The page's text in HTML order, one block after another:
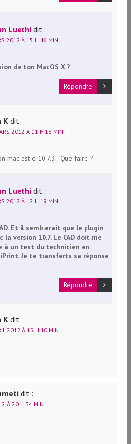
Luethi dit :
2012 À 15 H 46 MIN
de ton MacOS X ?
Répondre
K dit :
2012 À 11 H 18 MIN
mac est e 10.7.3.. Que faire ?
Luethi dit :
2012 À 12 H 19 MIN
Et il semblerait que le plugin
la version 10.7. Le CAD doit me
à un test du technicien en
Je te transferts sa réponse
Répondre
K dit :
2012 À 15 H 10 MIN
dit :
À 20 H 34 MIN